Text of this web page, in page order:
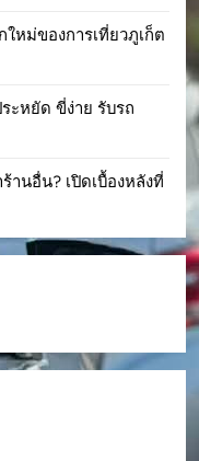
หม่ของการเที่ยวภูเก็ต
ะหยัด ขี่ง่าย รับรถ
านอื่น? เปิดเบื้องหลังที่